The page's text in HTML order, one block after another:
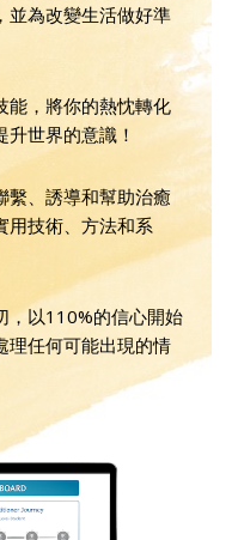
並為改變生活做好準
能，將你的熱忱轉化
世界的意識！
繫、誘導和幫助治癒
用技術、方法和系
，以110%的信心開始
理任何可能出現的情